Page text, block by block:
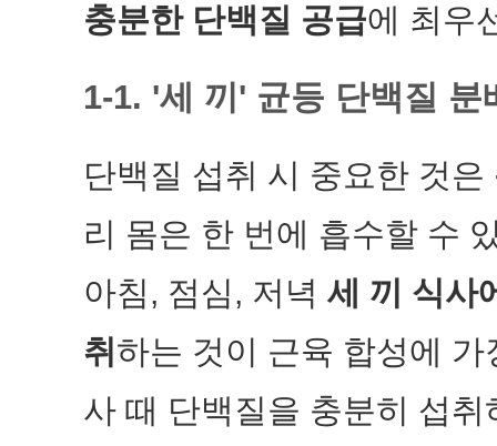
충분한 단백질 공급에 최우
1-1. '세 끼' 균등 단백질
단백질 섭취 시 중요한 것은
리 몸은 한 번에 흡수할 수
아침, 점심, 저녁 세 끼 식사
취 하는 것이 근육 합성에
사 때 단백질을 충분히 섭